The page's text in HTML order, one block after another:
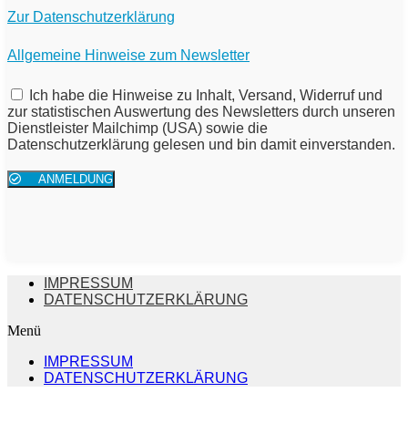
Zur Datenschutzerklärung
Allgemeine Hinweise zum Newsletter
Ich habe die Hinweise zu Inhalt, Versand, Widerruf und
zur statistischen Auswertung des Newsletters durch unseren
Dienstleister Mailchimp (USA) sowie die
Datenschutzerklärung gelesen und bin damit einverstanden.
ANMELDUNG
IMPRESSUM
DATENSCHUTZERKLÄRUNG
Menü
IMPRESSUM
DATENSCHUTZERKLÄRUNG